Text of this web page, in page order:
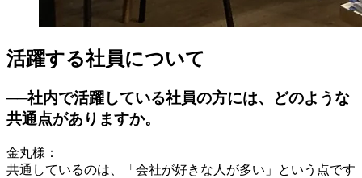
活躍する社員について
──社内で活躍している社員の方には、どのような
共通点がありますか。
金丸様：
共通しているのは、「会社が好きな人が多い」という点です